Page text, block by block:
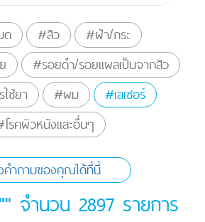
#สิว
#ฝ้า/กระ
#รอยดำ/รอยแผลเป็นจากสิว
ช้ยา
#ผม
#เลเซอร์
รคผิวหนังและอื่นๆ
คำถามของคุณได้ที่นี่
จำนวน 2897 รายการ